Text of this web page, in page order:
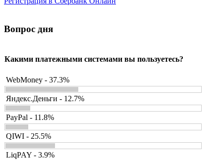
Вопрос дня
Какими платежными системами вы пользуетесь?
WebMoney - 37.3%
Яндекс.Деньги - 12.7%
PayPal - 11.8%
QIWI - 25.5%
LiqPAY - 3.9%